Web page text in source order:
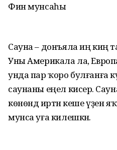
Фин мунсаһы
Сауна – донъяла иң киң
Уны Америкала ла,
унда пар ҡоро булғанға
саунаны еңел кисерә.
көнөндә иртән кеше үҙен
мунса уға килешкән.